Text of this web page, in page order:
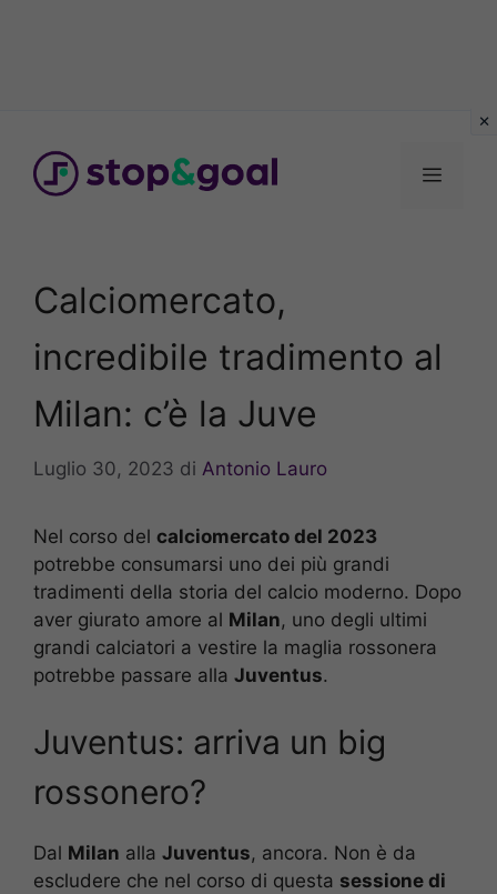
contenuto
Menu
Calciomercato,
incredibile tradimento al
Milan: c’è la Juve
Luglio 30, 2023 di Antonio Lauro
Nel corso del calciomercato del 2023
potrebbe consumarsi uno dei più grandi
tradimenti della storia del calcio moderno. Dopo
aver giurato amore al Milan, uno degli ultimi
grandi calciatori a vestire la maglia rossonera
potrebbe passare alla Juventus.
Juventus: arriva un big
rossonero?
Dal Milan alla Juventus, ancora. Non è da
escludere che nel corso di questa sessione di